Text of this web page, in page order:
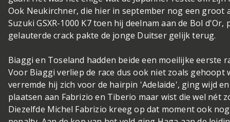
Ook Neukirchner, die hier in september nog een groot
Suzuki GSXR-1000 K7 toen hij deelnam aan de Bol d'Or,
gelauterde crack pakte de jonge Duitser gelijk terug.
Biaggi en Toseland hadden beide een moeilijke eerste
Voor Biaggi verliep de race dus ook niet zoals gehoopt
verremde hij zich voor de hairpin 'Adelaide', ging wijd
plaatsen aan Fabrizio en Tiberio maar wist die wel nét
Diezelfde Michel Fabrizio kreeg op dat moment ook